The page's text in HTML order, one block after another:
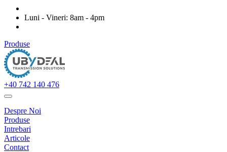
Luni - Vineri: 8am - 4pm
Produse
+40 742 140 476
Despre Noi
Produse
Intrebari
Articole
Contact